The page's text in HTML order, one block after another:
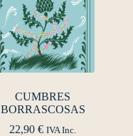
CUMBRES
BORRASCOSAS
22,90€ IVA Inc.